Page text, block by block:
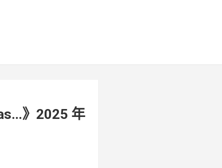
》2025 年